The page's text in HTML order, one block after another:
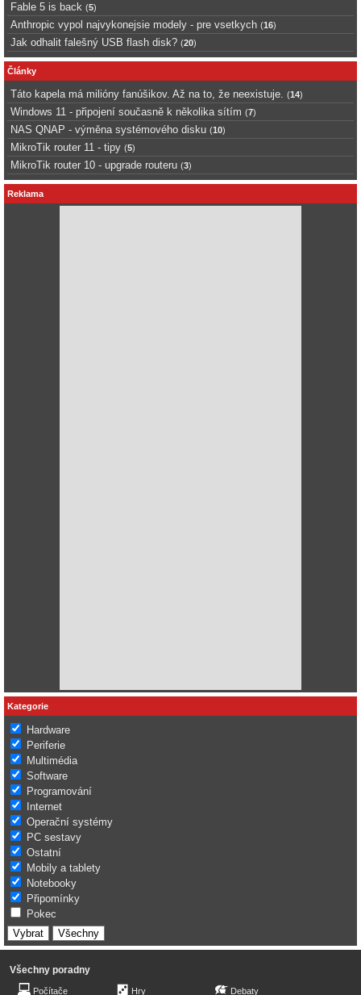
Fable 5 is back (5)
Anthropic vypol najvykonejsie modely - pre vsetkych (16)
Jak odhalit falešný USB flash disk? (20)
Články
Táto kapela má milióny fanúšikov. Až na to, že neexistuje. (14)
Windows 11 - připojení současně k několika sítím (7)
NAS QNAP - výměna systémového disku (10)
MikroTik router 11 - tipy (5)
MikroTik router 10 - upgrade routeru (3)
Reklama
Kategorie
Hardware
Periferie
Multimédia
Software
Programování
Internet
Operační systémy
PC sestavy
Ostatní
Mobily a tablety
Notebooky
Připomínky
Pokec
Všechny poradny
Počítače Hry Debaty